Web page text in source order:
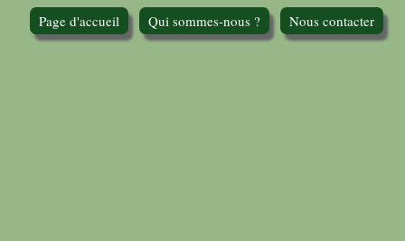
Page d'accueil Qui sommes-nous ? Nous contacter